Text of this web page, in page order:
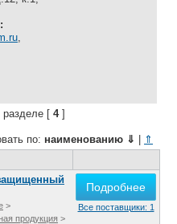
,
разделе [ 4]
по: наименованию ⇓
⇑
>
продукция >
Подробнее
Все поставщики: 1